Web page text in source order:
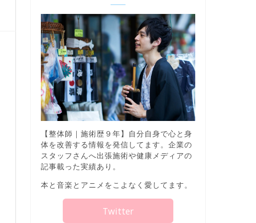
【整体師｜施術歴９年】自分自身で心と身
体を改善する情報を発信してます。企業の
スタッフさんへ出張施術や健康メディアの
記事載った実績あり。
本と音楽とアニメをこよなく愛してます。
Twitter